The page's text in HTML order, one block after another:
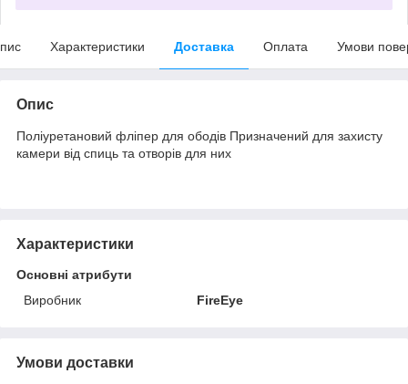
Характеристики Доставка Оплата Умови
Опис
Поліуретановий фліпер для ободів Призначений для захисту
камери від спиць та отворів для них
Характеристики
Основні атрибути
Виробник
FireEye
Умови доставки